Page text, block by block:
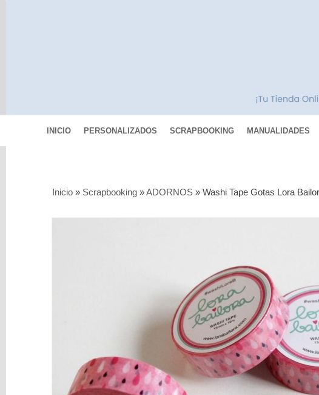
INICIO PERSONALIZADOS SCRAPBOOKING MANUALIDADES
REBAJAS
Novedades
Inicio » Scrapbooking »ADORNOS»Washi Tape Gotas Lora